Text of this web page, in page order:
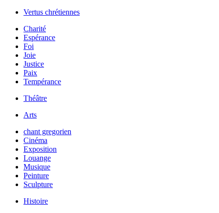
Vertus chrétiennes
Charité
Espérance
Foi
Joie
Justice
Paix
Tempérance
Théâtre
Arts
chant gregorien
Cinéma
Exposition
Louange
Musique
Peinture
Sculpture
Histoire